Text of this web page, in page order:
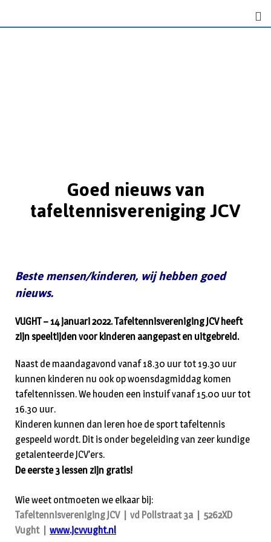
Goed nieuws van
tafeltennisvereniging JCV
Beste mensen/kinderen, wij hebben goed
nieuws.
VUGHT – 14 januari 2022. Tafeltennisvereniging JCV heeft
zijn speeltijden voor kinderen aangepast en uitgebreid.
Naast de maandagavond vanaf 18.30 uur tot 19.30 uur
kunnen kinderen nu ook op woensdagmiddag komen
tafeltennissen. We houden een instuif vanaf 15.00 uur tot
16.30 uur.
Kinderen kunnen dan leren hoe de sport tafeltennis
gespeeld wordt. Dit is onder begeleiding van zeer kundige
getalenteerde JCV’ers.
De eerste 3 lessen zijn gratis!
Wie weet ontmoeten we elkaar bij:
Tafeltennisvereniging JCV | vd Pollstraat 3a | 5262XD
Vught |
www.jcvvught.nl